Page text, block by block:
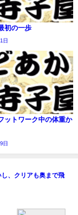
初の一歩
日
トワーク中の体重か
日
、クリアも奥まで飛